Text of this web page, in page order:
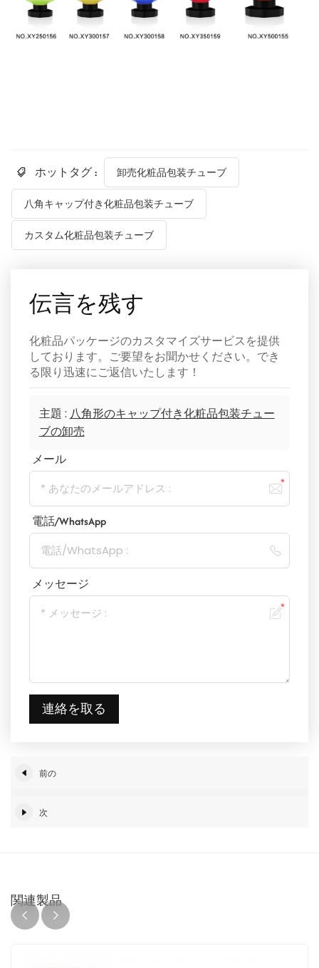
ホットタグ : 卸売化粧品包装チューブ
八角キャップ付き化粧品包装チューブ
カスタム化粧品包装チューブ
伝言を残す
化粧品パッケージのカスタマイズサービスを提供
しております。ご要望をお聞かせください。でき
る限り迅速にご返信いたします！
主題 : 八角形のキャップ付き化粧品包装チュー
ブの卸売
メール
電話/WhatsApp
メッセージ
連絡を取る
前の
次
関連製品